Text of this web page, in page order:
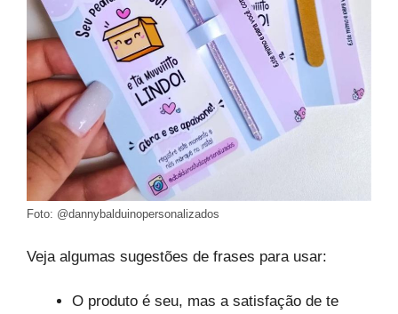
Foto: @dannybalduinopersonalizados
Veja algumas sugestões de frases para usar:
O produto é seu, mas a satisfação de te